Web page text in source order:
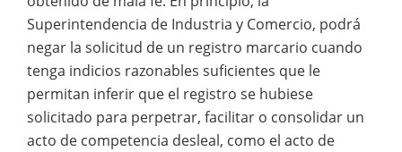
Superintendencia de Industria y Comercio, podrá
negar la solicitud de un registro marcario cuando
tenga indicios razonables suficientes que le
permitan inferir que el registro se hubiese
solicitado para perpetrar, facilitar o consolidar un
acto de competencia desleal, como el acto de